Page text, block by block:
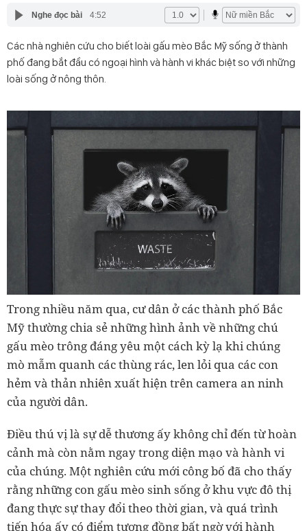
Nghe đọc bài 4:52
Các nhà nghiên cứu cho biết loài gấu mèo Bắc Mỹ sống ở thành
phố đang bắt đầu có ngoại hình và hành vi khác biệt so với những
loài sống ở nông thôn.
Trong nhiều năm qua, cư dân ở các thành phố Bắc
Mỹ thường chia sẻ những hình ảnh về những chú
gấu mèo trông đáng yêu một cách kỳ lạ khi chúng
mò mẫm quanh các thùng rác, len lỏi qua các con
hẻm và thản nhiên xuất hiện trên camera an ninh
của người dân.
Điều thú vị là sự dễ thương ấy không chỉ đến từ hoàn
cảnh mà còn nằm ngay trong diện mạo và hành vi
của chúng. Một nghiên cứu mới công bố đã cho thấy
rằng những con gấu mèo sinh sống ở khu vực đô thị
đang thực sự thay đổi theo thời gian, và quá trình
tiến hóa ấy có điểm tương đồng bất ngờ với hành